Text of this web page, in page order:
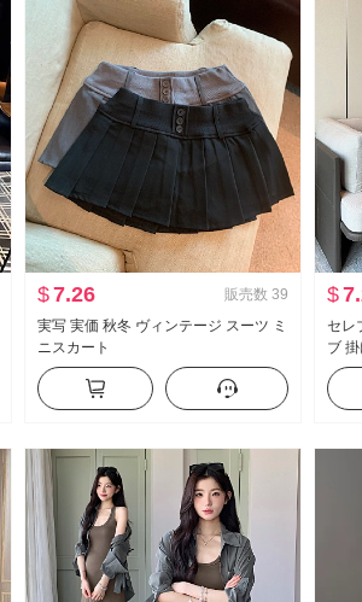
$7.26 販売数 39
実写 実価 秋冬 ヴィンテージ スーツ ミ
ニスカート
$
セレ
ブ
イ
ニン